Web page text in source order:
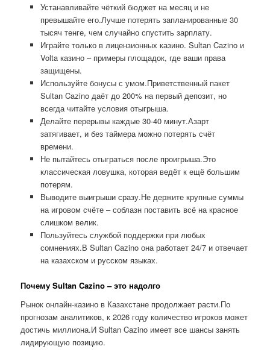
Устанавливайте чёткий бюджет на месяц и не
превышайте его.Лучше потерять запланированные 30
тысяч тенге, чем случайно спустить зарплату.
Играйте только в лицензионных казино. Sultan Cazino и
Volta казино – примеры площадок, где ваши права
защищены.
Используйте бонусы с умом.Приветственный пакет
Sultan Cazino даёт до 200% на первый депозит, но
всегда читайте условия отыгрыша.
Делайте перерывы каждые 30-40 минут.Азарт
затягивает, и без таймера можно потерять счёт
времени.
Не пытайтесь отыграться после проигрыша.Это
классическая ловушка, которая ведёт к ещё большим
потерям.
Выводите выигрыши сразу.Не держите крупные суммы
на игровом счёте – соблазн поставить всё на красное
слишком велик.
Пользуйтесь службой поддержки при любых
сомнениях.В Sultan Cazino она работает 24/7 и отвечает
на казахском и русском языках.
Почему Sultan Cazino – это надолго
Рынок онлайн-казино в Казахстане продолжает расти.По
прогнозам аналитиков, к 2026 году количество игроков может
достичь миллиона.И Sultan Cazino имеет все шансы занять
лидирующую позицию.